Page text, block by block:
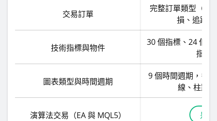
交易訂單
技術指標與物件
圖表類型與時間週期
演算法交易（EA 與 MQL5）
完整訂單類型（市
損、追蹤
30 個指標、24 個
指標
9 個時間週期，多
線、柱狀
是